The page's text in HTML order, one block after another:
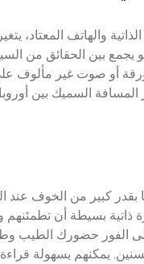
والهاتف المعتاد،
بين الحقائق من
أو صوت غير مألوف
السميك بين
بقدر كبير من الخوف
ذاتية بسيطة أن
حضورك الطيب
يمكنهم بسهولة